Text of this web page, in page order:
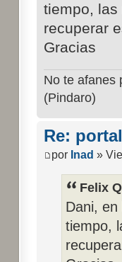
tiempo, las
recuperar
Gracias
No te afanes
(Pindaro)
Re: portal
por Inad »
Felix
Dani,
tiempo,